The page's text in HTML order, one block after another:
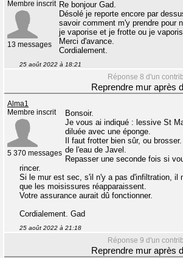
Membre inscrit
13 messages
Re bonjour Gad.
Désolé je reporte encore par
savoir comment m'y prendre pour
je vaporise et je frotte ou je
Merci d'avance.
Cordialement.
25 août 2022 à 18:21
Réponse 8 d'un
Reprendre mur après
Alma1
Membre inscrit
5 370 messages
Bonsoir.
Je vous ai indiqué : lessive St
diluée avec une éponge.
Il faut frotter bien sûr, ou
de l'eau de Javel.
Repasser une seconde fois si
rincer.
Si le mur est sec, s'il n'y a pas d'infiltration, il
que les moisissures réapparaissent.
Votre assurance aurait dû fonctionner.
Cordialement. Gad
25 août 2022 à 21:18
Réponse 9 d'un
Reprendre mur après